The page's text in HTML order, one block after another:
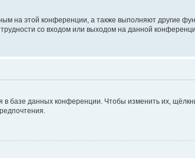
на этой конференции, а также выполняют другие
со входом или выходом на данной
базе данных конференции. Чтобы изменить их,